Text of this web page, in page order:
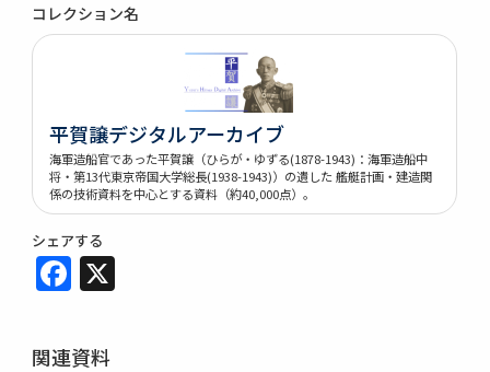
コレクション名
平賀譲デジタルアーカイブ
海軍造船官であった平賀譲（ひらが・ゆずる(1878-1943)：海軍造船中
将・第13代東京帝国大学総長(1938-1943)）の遺した 艦艇計画・建造関
係の技術資料を中心とする資料（約40,000点）。
シェアする
Facebook
関連資料